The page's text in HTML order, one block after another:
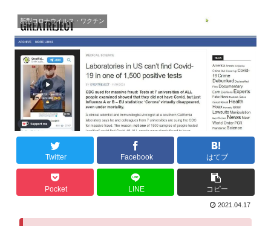
新型コロナウイルス・ワクチン
Twitter Facebook はてブ
Pocket LINE コピー
2021.04.17